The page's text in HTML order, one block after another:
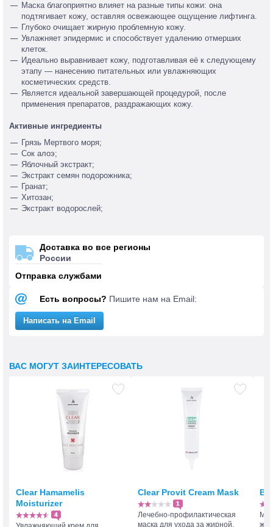
Маска благоприятно влияет на разные типы кожи: она
подтягивает кожу, оставляя освежающее ощущение лифтинга.
Глубоко очищает жирную проблемную кожу.
Увлажняет эпидермис и способствует удалению отмерших
клеток.
Идеально выравнивает кожу, подготавливая её к следующему
этапу — нанесению питательных или увлажняющих
косметических средств.
Является идеальной завершающей процедурой, после
применения препаратов, раздражающих кожу.
Активные ингредиенты
Грязь Мертвого моря;
Сок алоэ;
Яблочный экстракт;
Экстракт семян подорожника;
Гранат;
Хитозан;
Экстракт водорослей;
Доставка во все регионы
России
Отправка службами
Есть вопросы? Пишите нам на Email:
Написать на Email
ВАС МОГУТ ЗАИНТЕРЕСОВАТЬ
Clear Hamamelis
Moisturizer
4
Clear Provit Cream Mask
1
Лечебно-профилактическая
маска для ухода за жирной,